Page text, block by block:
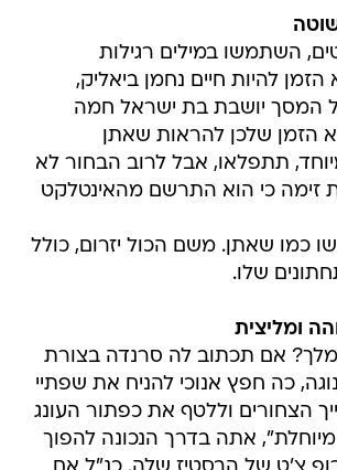
השתמשו במילים רגילות
הזמן להיות חיים נחמן ביאליק,
המסך יושבת בת ישראל חמה
הזמן שלכן להראות שאתן
תתפלאו, אבל לרוב הבחור לא
זימה כי הוא התרשם מהאינטלקט
כמו שאתן. משם הכול יזרום, כולל
ומליצית
אם תכתוב לה סרנדה בצורת
כה חפץ אנוכי להניח את שפתיי
הצחורים וללטף את כפתור העונג
אתה בדרך הנכונה להפוך